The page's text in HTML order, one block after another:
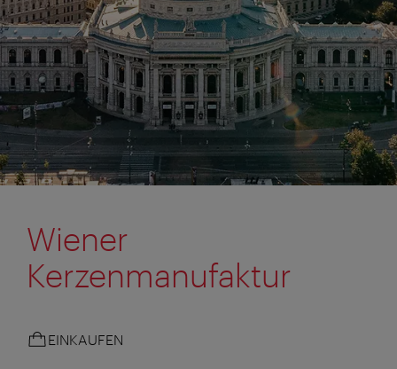
Wiener
Kerzenmanufaktur
EINKAUFEN